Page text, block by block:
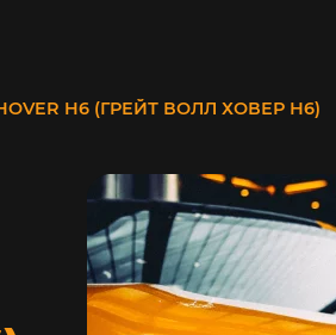
H6 (ГРЕЙТ ВОЛЛ ХОВЕР Н6)